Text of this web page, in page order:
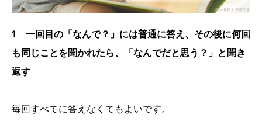
1 一回目の「なんで？」には普通に答え、その後に何回
も同じことを聞かれたら、「なんでだと思う？」と聞き
返す
毎回すべてに答えなくてもよいです。